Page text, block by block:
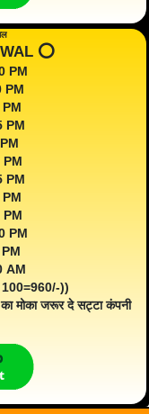
⭕️
PM
PM
PM
PM
PM
PM
PM
PM
AM
))
मोका जरूर दे सट्टा कंपनी